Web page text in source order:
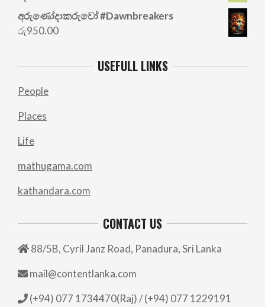
අරු‍ණෝදාකරුවෝ #Dawnbreakers
රු950.00
USEFULL LINKS
People
Places
Life
mathugama.com
kathandara.com
CONTACT US
88/5B, Cyril Janz Road, Panadura, Sri Lanka
mail@contentlanka.com
(+94) 077 1734470(Raj) / (+94) 077 1229191